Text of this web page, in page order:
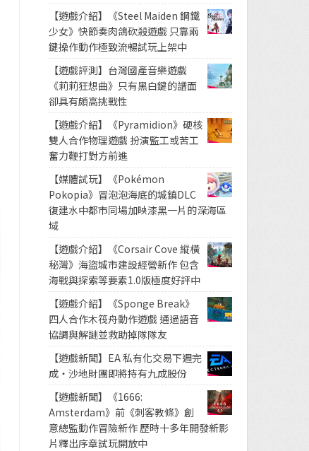
【遊戲介紹】《Steel Maiden 鋼鐵
少女》快節奏肉鴿砍殺遊戲 只靠兩
鍵操作動作極致流暢試玩上架中
【遊戲評測】台灣國產音樂遊戲
《莉莉狂想曲》只有黑白鍵的譜面
卻具有頗高挑戰性
【遊戲介紹】《Pyramidion》硬核
雙人合作物理遊戲 扮演監工或苦工
奮力鞭打對方前進
【媒體試玩】《Pokémon
Pokopia》冒泡泡海底的城鎮DLC
復建水中都市同場加映漆黑一片的深海區
域
【遊戲介紹】《Corsair Cove 縱橫
秘灣》海盜城市建設經營新作 包含
海戰與探索等要素1.0版極度好評中
【遊戲介紹】《Sponge Break》
四人合作木筏舟動作遊戲 通過語音
協調與解謎並救助掉隊隊友
【遊戲新聞】EA 私有化交易下週完
成・沙地財團即將持有九成股份
【遊戲新聞】《1666:
Amsterdam》前《刺客教條》創
意總監動作冒險新作 歷時十多年開發新影
片釋出序章試玩開放中